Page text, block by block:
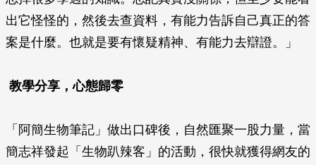
出它怪怪的，然後去查資料，有能力告訴自己真正的答
案是什麼。也就是要有懷疑精神、有能力去辯證。」
教學分享，心態歸零
「阿簡生物筆記」做出口碑後，自然匯聚一股力量，當
簡志祥發起「生物趴辣客」的活動，很快就獲得網友的